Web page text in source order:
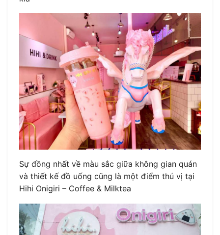
Sự đồng nhất về màu sắc giữa không gian quán
và thiết kế đồ uống cũng là một điểm thú vị tại
Hihi Onigiri – Coffee & Milktea